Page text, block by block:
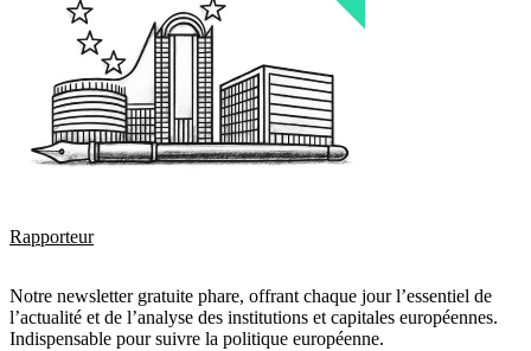
Rapporteur
Notre newsletter gratuite phare, offrant chaque jour l’essentiel de
l’actualité et de l’analyse des institutions et capitales européennes.
Indispensable pour suivre la politique européenne.